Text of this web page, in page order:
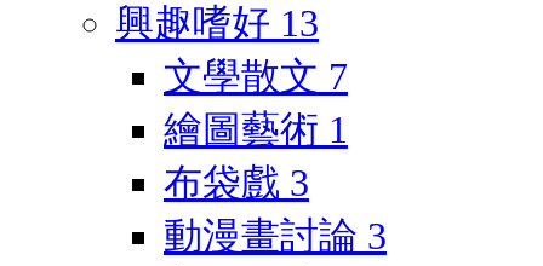
興趣嗜好 13
文學散文 7
繪圖藝術 1
布袋戲 3
動漫畫討論 3